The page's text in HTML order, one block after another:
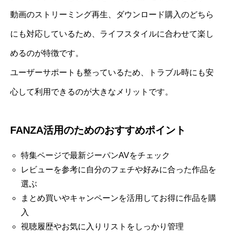
動画のストリーミング再生、ダウンロード購入のどちら
にも対応しているため、ライフスタイルに合わせて楽し
めるのが特徴です。
ユーザーサポートも整っているため、トラブル時にも安
心して利用できるのが大きなメリットです。
FANZA活用のためのおすすめポイント
特集ページで最新ジーパンAVをチェック
レビューを参考に自分のフェチや好みに合った作品を
選ぶ
まとめ買いやキャンペーンを活用してお得に作品を購
入
視聴履歴やお気に入りリストをしっかり管理